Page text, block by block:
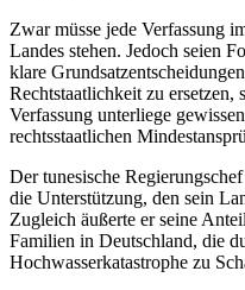
Zwar müsse jede Verfassung
Landes stehen. Jedoch seien
klare
Rechtstaatlichkeit zu
Verfassung unterliege
rechtsstaatlichen
Der tunesische
die Unterstützung, den sein
Zugleich äußerte er seine
Familien in Deutschland, die
Hochwasserkatastrophe zu